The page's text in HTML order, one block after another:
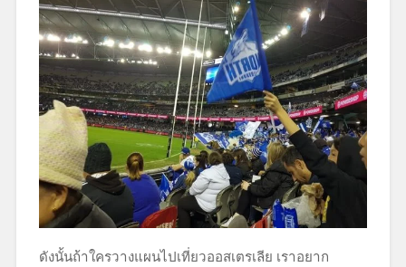
ดังนั้นถ้าใครวางแผนไปเที่ยวออสเตรเลีย เราอยาก